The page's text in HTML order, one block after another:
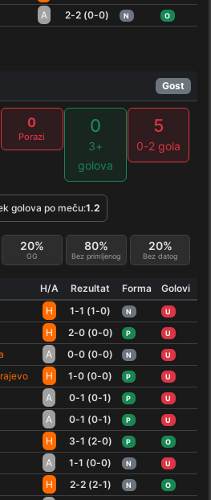
A 2-2 (0-0) N O
Gost
0
Porazi
0
3+
golova
5
0-2 gola
golova po meču:1.2
GG
20%
Bez primljenog
80%
Bez datog
20%
H/A Rezultat Forma
Golovi
H 1-1 (1-0) N U
H 2-0 (0-0) P U
A 0-0 (0-0) N U
H 1-0 (0-0) P U
A 0-1 (0-1) P U
A 0-1 (0-1) P U
H 3-1 (2-0) P O
A 1-1 (0-0) N U
H 2-2 (2-1) N O